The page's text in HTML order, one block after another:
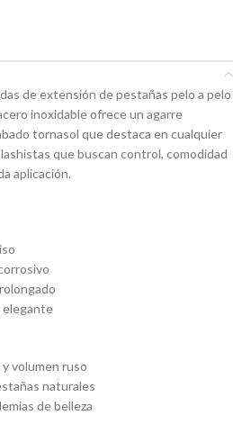
de extensión de pestañas pelo a pelo
inoxidable ofrece un agarre
tornasol que destaca en cualquier
que buscan control, comodidad
aplicación.
elegante
volumen ruso
naturales
de belleza